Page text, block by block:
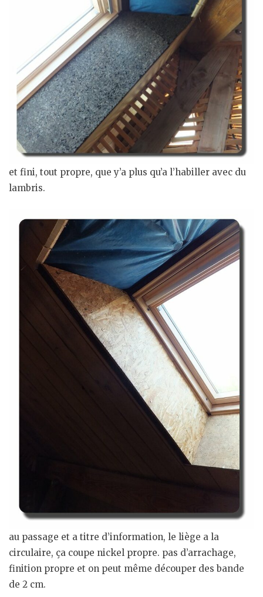
et fini, tout propre, que y’a plus qu’a l’habiller avec du
lambris.
au passage et a titre d’information, le liège a la
circulaire, ça coupe nickel propre. pas d’arrachage,
finition propre et on peut même découper des bande
de 2 cm.